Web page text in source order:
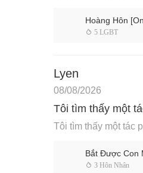
Hoàng Hôn
 5 LGBT
Lyen
08/08/2026
Tôi tìm thấy một
Tôi tìm thấy một tác
Bắt Được Con
 3 Hôn Nhân